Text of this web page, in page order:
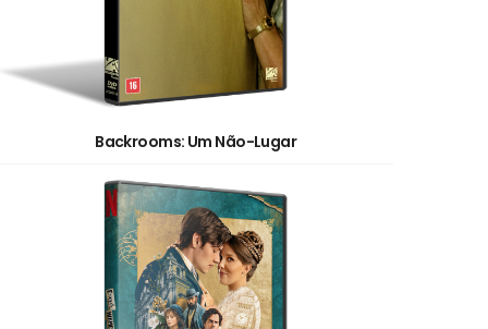
Backrooms: Um Não-Lugar